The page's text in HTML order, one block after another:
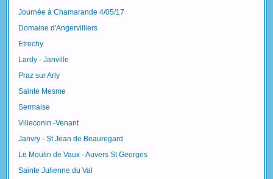
Journée à Chamarande 4/05/17
Domaine d'Angervilliers
Etrechy
Lardy - Janville
Praz sur Arly
Sainte Mesme
Sermaise
Villeconin -Venant
Janvry - St Jean de Beauregard
Le Moulin de Vaux - Auvers St Georges
Sainte Julienne du Val